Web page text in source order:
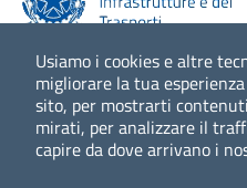
Usiamo i cookies e altre
migliorare la tua
sito, per mostrarti
mirati, per analizzare il
capire da dove arrivano i